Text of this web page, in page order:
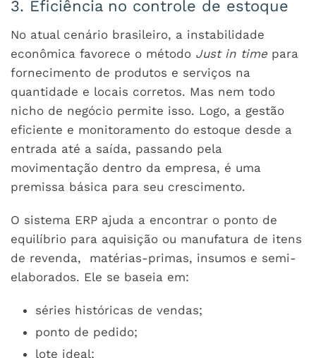
3. Eficiência no controle de estoque
No atual cenário brasileiro, a instabilidade
econômica favorece o método Just in time para
fornecimento de produtos e serviços na
quantidade e locais corretos. Mas nem todo
nicho de negócio permite isso. Logo, a gestão
eficiente e monitoramento do estoque desde a
entrada até a saída, passando pela
movimentação dentro da empresa, é uma
premissa básica para seu crescimento.
O sistema ERP ajuda a encontrar o ponto de
equilíbrio para aquisição ou manufatura de itens
de revenda, matérias-primas, insumos e semi-
elaborados. Ele se baseia em:
séries históricas de vendas;
ponto de pedido;
lote ideal;